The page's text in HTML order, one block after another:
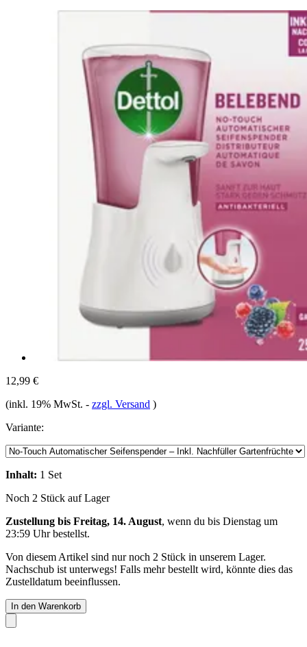
12,99 €
(inkl. 19% MwSt. - zzgl. Versand )
Variante:
Inhalt: 1 Set
Noch 2 Stück auf Lager
Zustellung bis Freitag, 14. August, wenn du bis Dienstag um
23:59 Uhrbestellst.
Von diesem Artikel sind nur noch 2 Stück in unserem Lager.
Nachschub ist unterwegs! Falls mehr bestellt wird, könnte dies das
Zustelldatum beeinflussen.
In den Warenkorb